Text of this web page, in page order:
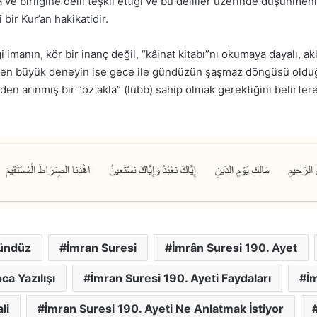
Kur’an hakikatidir.
imanın, kör bir inanç değil, “kâinat kitabı”nı okumaya
büyük deneyin ise gece ile gündüzün şaşmaz döngüsü
arınmış bir “öz akla” (lübb) sahip olmak gerektiğini
İmran Suresi İmrân Suresi 190. Ayet
Yazılışı İmran Suresi 190. Ayeti Faydaları
İmran Suresi 190. Ayeti Ne Anlatmak İstiyor